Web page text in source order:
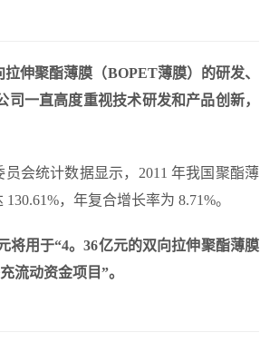
伸聚酯薄膜（BOPET薄膜）的研发、
一直高度重视技术研发和产品创新，
会统计数据显示，2011 年我国聚酯薄
，年复合增长率为 8.71%。
将用于“4。36亿元的双向拉伸聚酯薄膜
流动资金项目”。